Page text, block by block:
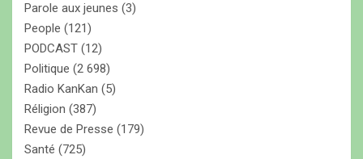
Parole aux jeunes (3)
People (121)
PODCAST (12)
Politique (2 698)
Radio KanKan (5)
Réligion (387)
Revue de Presse (179)
Santé (725)